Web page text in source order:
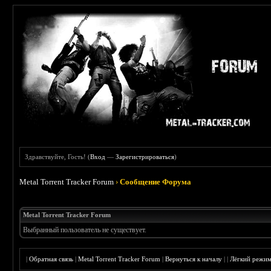
Здравствуйте, Гость! (Вход —Зарегистрироваться)
Metal Torrent Tracker Forum ›Сообщение Форума
Metal Torrent Tracker Forum
Выбранный пользователь не существует.
|Обратная связь |Metal Torrent Tracker Forum |Вернуться к началу ||Лёгкий